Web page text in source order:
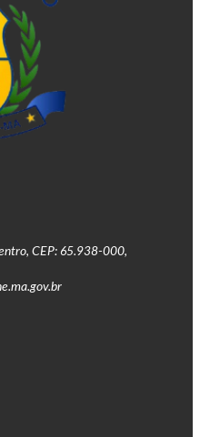
CEP: 65.938-000,